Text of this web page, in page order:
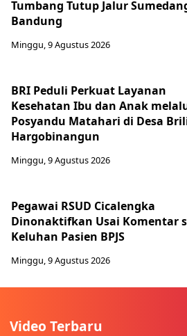
Tumbang Tutup Jalur
Bandung
Minggu, 9 Agustus 2026
BRI Peduli Perkuat Layanan
Kesehatan Ibu dan Anak
Posyandu Matahari di Desa
Hargobinangun
Minggu, 9 Agustus 2026
Pegawai RSUD Cicalengka
Dinonaktifkan Usai Komentar
Keluhan Pasien BPJS
Minggu, 9 Agustus 2026
Video Terbaru